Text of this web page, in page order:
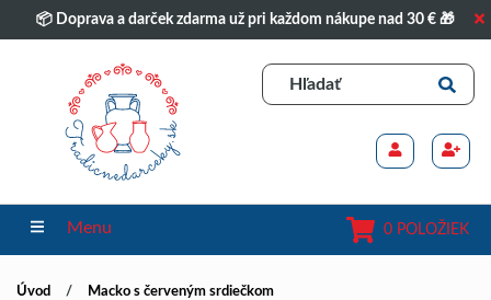
📦 Doprava a darček zdarma už pri každom nákupe nad 30 € 🎁
Menu 0 POLOŽIEK
Úvod Macko s červeným srdiečkom